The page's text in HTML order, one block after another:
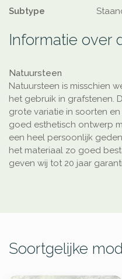
Subtype
Informatie over
Natuursteen
Natuursteen is misschien
het gebruik in grafstenen.
grote variatie in soorten
goed esthetisch ontwerp
een heel persoonlijk
het materiaal zo goed
geven wij tot 20 jaar
Soortgelijke